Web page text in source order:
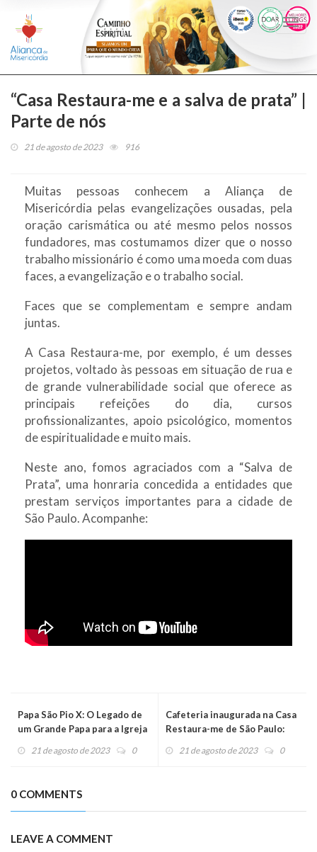
“Casa Restaura-me e a salva de prata” |
Parte de nós
21 de agosto de 2023 916
Muitas pessoas conhecem a Aliança de
Misericórdia pelas evangelizações ousadas, pela
oração carismática ou até mesmo pelos nossos
fundadores, mas costumamos dizer que o nosso
trabalho missionário é como uma moeda com duas
faces, a evangelização e o trabalho social.
Faces que se complementam e sempre andam
juntas.
A Casa Restaura-me, por exemplo, é um desses
projetos, voltado às pessoas em situação de rua e
de grande vulnerabilidade social que oferece as
principais refeições do dia, cursos
profissionalizantes, apoio psicológico, momentos
de espiritualidade e muito mais.
Neste ano, fomos agraciados com a “Salva de
Prata”, uma honraria concedida a entidades que
prestam serviços importantes para a cidade de
São Paulo. Acompanhe:
Papa São Pio X: O Legado de
um Grande Papa para a Igreja
21 de agosto de 2023 0
Cafeteria inaugurada na Casa
Restaura-me de São Paulo:
valorização
21 de agosto de 2023 0
0 COMMENTS
LEAVE A COMMENT